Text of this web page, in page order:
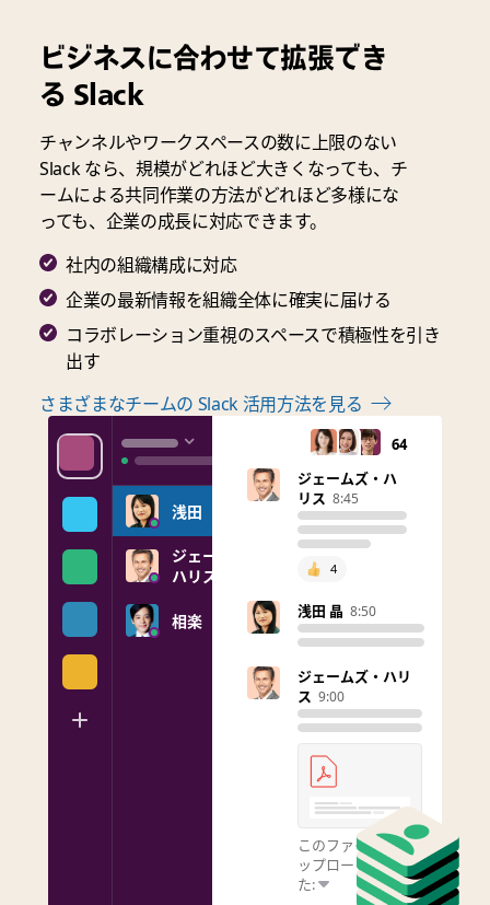
ビジネスに合わせて拡張でき
る Slack
チャンネルやワークスペースの数に上限のない
Slack なら、規模がどれほど大きくなっても、チ
ームによる共同作業の方法がどれほど多様にな
っても、企業の成長に対応できます。
社内の組織構成に対応
企業の最新情報を組織全体に確実に届ける
コラボレーション重視のスペースで積極性を引き
出す
さまざまなチームの Slack 活用方法を見る
浅田
ジェームズ・
ハリス
相楽
64
ジェームズ・ハ
リス 8:45
4
浅田 晶 8:50
ジェームズ・ハリ
ス 9:00
このファイルをア
ップロードしまし
た: